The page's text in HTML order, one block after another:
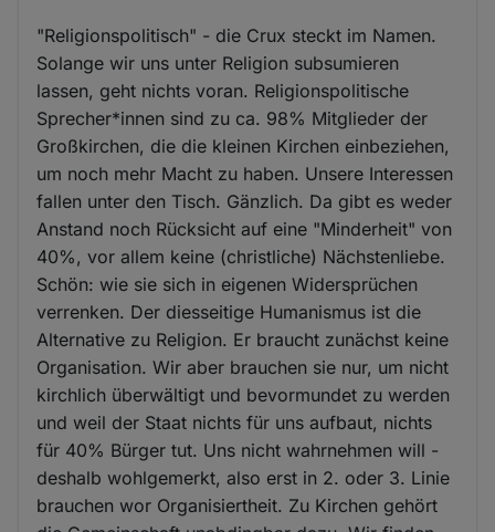
"Religionspolitisch" - die Crux steckt im Namen.
Solange wir uns unter Religion subsumieren
lassen, geht nichts voran. Religionspolitische
Sprecher*innen sind zu ca. 98% Mitglieder der
Großkirchen, die die kleinen Kirchen einbeziehen,
um noch mehr Macht zu haben. Unsere Interessen
fallen unter den Tisch. Gänzlich. Da gibt es weder
Anstand noch Rücksicht auf eine "Minderheit" von
40%, vor allem keine (christliche) Nächstenliebe.
Schön: wie sie sich in eigenen Widersprüchen
verrenken. Der diesseitige Humanismus ist die
Alternative zu Religion. Er braucht zunächst keine
Organisation. Wir aber brauchen sie nur, um nicht
kirchlich überwältigt und bevormundet zu werden
und weil der Staat nichts für uns aufbaut, nichts
für 40% Bürger tut. Uns nicht wahrnehmen will -
deshalb wohlgemerkt, also erst in 2. oder 3. Linie
brauchen wor Organisiertheit. Zu Kirchen gehört